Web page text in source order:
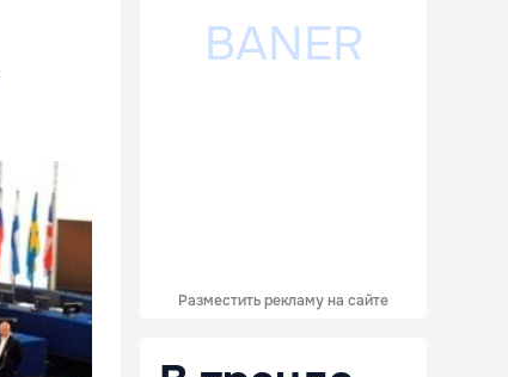
Разместить рекламу на сайте